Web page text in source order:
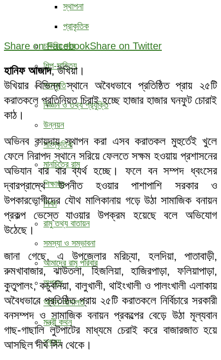
স্থাপনা
প্রাকৃতিক
চাকরির খবর
শিল্প-সাহিত্য
সংস্কৃতি
বিজ্ঞান ও তথ্য প্রযুক্তি
উন্নয়ন
সাংস্কৃতিক
মানচিত্রে রামু
শিক্ষাঙ্গন
শিক্ষা
রামু তথ্য বাতায়ন
সমস্যা ও সম্ভাবনা
আমাদের রামু পরিবার
অপরাধ
আইন-আদালত
মন্ত্রী কথন
স্বাস্থ্য
Share on FacebookShare on Twitter
হানিফ আজাদ, উখিয়া।
উখিয়ার বিভিন্ন স্থানে অবৈধভাবে প্রতিষ্ঠিত প্রায় ২৫টি
করাতকলে প্রতিনিয়ত চিরাই হচ্ছে হাজার হাজার ঘনফুট চোরাই
কাঠ।
অভিনব কায়দায় স্থাপন করা এসব করাতকল মুহুর্তেই খুলে
ফেলে নিরাপদ স্থানে সরিয়ে ফেলতে সক্ষম হওয়ায় প্রশাসনের
অভিযান বার বার ব্যর্থ হচ্ছে। ফলে বন সম্পদ ধ্বংসের
দ্বারপ্রান্থে উপনীত হওয়ার পাশাপাশি সরকার ও
উপকারভোগীদের যৌথ মালিকানায় গড়ে উঠা সামাজিক বনায়ন
প্রকল্প ভেস্তে যাওয়ার উপক্রম হয়েছে বলে অভিযোগ
উঠেছে।
জানা গেছে, এ উপজেলার মরিচ্যা, হলদিয়া, পাতাবাড়ী,
রুমখাবাজার, ঝাউতলা, হিজলিয়া, হাজিরপাড়া, ফলিয়াপাড়া,
কুতুপালং, কচুবনিয়া, বালুখালী, থাইংখালী ও পালংখালী এলাকায়
অবৈধভাবে প্রতিষ্ঠিত প্রায় ২৫টি করাতকলে নির্বিচারে সরকারী
বনসম্পদ ও সামাজিক বনায়ন প্রকল্পের বেড়ে উঠা মূল্যবান
গাছ-গাছালি লুটপাটের মাধ্যমে চেরাই করে বাজারজাত হয়ে
আসছিল দীর্ঘ দিন থেকে।